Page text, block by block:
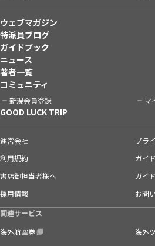
ウェブマガジン
特派員ブログ
ガイドブック
ニュース
著者一覧
コミュニティ
新規会員登録 マ
GOOD LUCK TRIP
運営会社
プラ
利用規約
ガイ
書店御担当者様へ
ガイ
採用情報
お問
関連サービス
海外航空券
海外